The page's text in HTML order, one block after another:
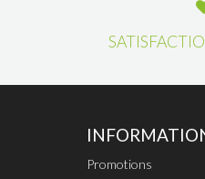
Promotions